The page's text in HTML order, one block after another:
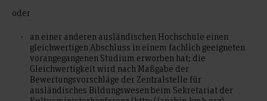
oder
an einer anderen ausländischen Hochschule einen
gleichwertigen Abschluss in einem fachlich geeigneten
vorangegangenen Studium erworben hat; die
Gleichwertigkeit wird nach Maßgabe der
Bewertungsvorschläge der Zentralstelle für
ausländisches Bildungswesen beim Sekretariat der